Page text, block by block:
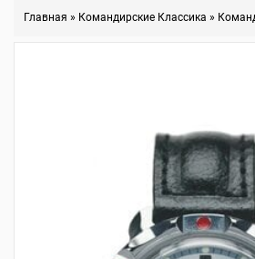
Главная » Командирские Классика »